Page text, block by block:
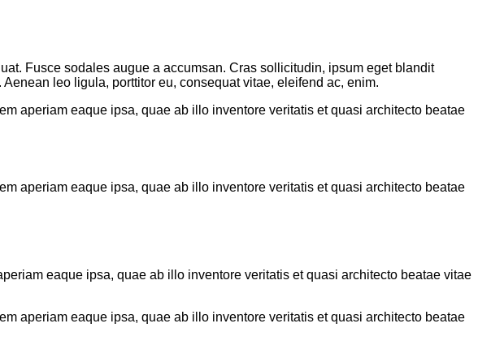
Fusce sodales augue a accumsan. Cras sollicitudin, ipsum eget blandit
leo ligula, porttitor eu, consequat vitae, eleifend ac, enim.
aperiam eaque ipsa, quae ab illo inventore veritatis et quasi architecto beatae
aperiam eaque ipsa, quae ab illo inventore veritatis et quasi architecto beatae
eaque ipsa, quae ab illo inventore veritatis et quasi architecto beatae vitae
aperiam eaque ipsa, quae ab illo inventore veritatis et quasi architecto beatae